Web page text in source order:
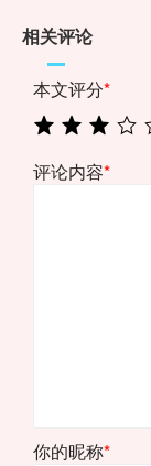
相关评论
本文评分*
评论内容*
你的昵称*